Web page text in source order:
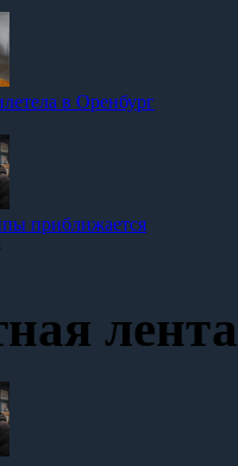
в Оренбург
приближается
лента